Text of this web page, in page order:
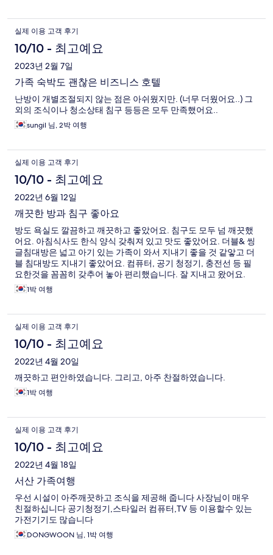
실제 이용 고객 후기
10/10 - 최고예요
2023년 2월 7일
가족 숙박도 괜찮은 비즈니스 호텔
난방이 개별조절되지 않는 점은 아쉬웠지만. (너무 더웠어요..) 그
외의 조식이나 청소상태 침구 등등은 모두 만족했어요..
sungil 님, 2박 여행
실제 이용 고객 후기
10/10 - 최고예요
2022년 6월 12일
깨끗한 방과 침구 좋아요
방도 욕실도 깔끔하고 깨끗하고 좋았어요. 침구도 모두 넘 깨끗했
어요. 아침식사도 한식 양식 갖춰져 있고 맛도 좋았어요. 더블& 씽
글침대방은 넓고 아기 있는 가족이 와서 지내기 좋을 것 같앟고 더
블 침대방도 지내기 좋았어요. 컴퓨터, 공기 청정기, 충전선 등 필
요한것을 꼼꼼히 갖추어 놓아 편리했습니다. 잘 지내고 왔어요.
1박 여행
실제 이용 고객 후기
10/10 - 최고예요
2022년 4월 20일
깨끗하고 편안하였습니다. 그리고, 아주 찬절하였습니다.
1박 여행
실제 이용 고객 후기
10/10 - 최고예요
2022년 4월 18일
서산 가족여행
우선 시설이 아주깨끗하고 조식을 제공해 줍니다 사장님이 매우
친절하십니다 공기청정기,스타일러 컴퓨터,TV 등 이용할수 있는
가전기기도 많습니다
DONGWOON 님, 1박 여행